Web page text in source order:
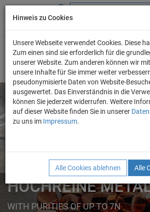
+49 (0) 69 986 4604 - 0
ELEMENTE
FORMEN
HOCHREINE
WITH PURITIES OF UP TO 7N
Hinweis zu Cookies
Unsere Webseite verwendet Cookies. Diese
Zum einen sind sie erforderlich für die
unserer Website. Zum anderen können wir
unsere Inhalte für Sie immer weiter
pseudonymisierte Daten von Website-
ausgewertet. Das Einverständnis in die
können Sie jederzeit widerrufen. Weitere
auf dieser Website finden Sie in unserer
zu uns im Impressum.
Alle Cookies ablehnen Alle